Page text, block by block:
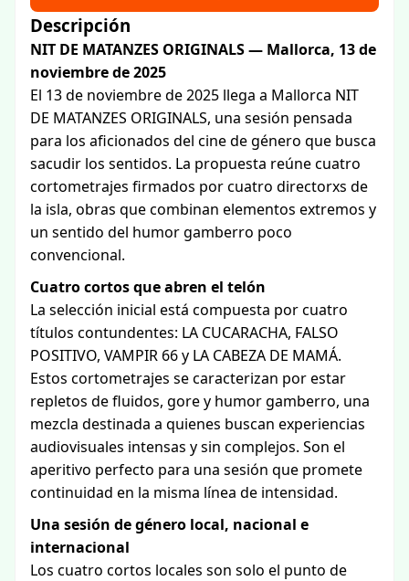
Descripción
NIT DE MATANZES ORIGINALS — Mallorca, 13 de
noviembre de 2025
El 13 de noviembre de 2025 llega a Mallorca NIT
DE MATANZES ORIGINALS, una sesión pensada
para los aficionados del cine de género que busca
sacudir los sentidos. La propuesta reúne cuatro
cortometrajes firmados por cuatro directorxs de
la isla, obras que combinan elementos extremos y
un sentido del humor gamberro poco
convencional.
Cuatro cortos que abren el telón
La selección inicial está compuesta por cuatro
títulos contundentes: LA CUCARACHA, FALSO
POSITIVO, VAMPIR 66 y LA CABEZA DE MAMÁ.
Estos cortometrajes se caracterizan por estar
repletos de fluidos, gore y humor gamberro, una
mezcla destinada a quienes buscan experiencias
audiovisuales intensas y sin complejos. Son el
aperitivo perfecto para una sesión que promete
continuidad en la misma línea de intensidad.
Una sesión de género local, nacional e
internacional
Los cuatro cortos locales son solo el punto de